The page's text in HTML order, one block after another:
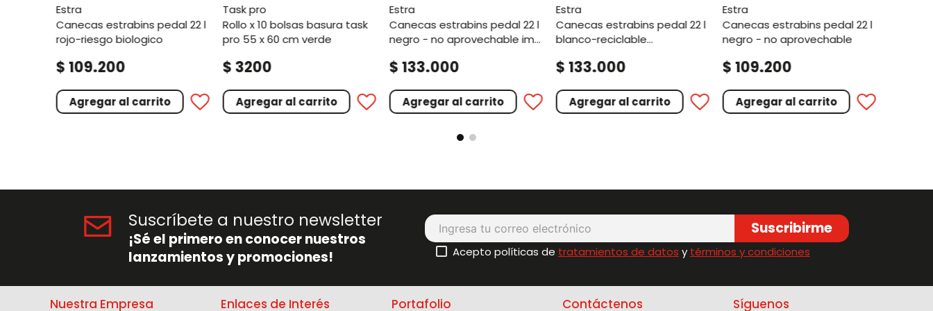
estra
canecas estrabins pedal 22 l
rojo-riesgo biologico
$ 109.200
Agregar al carrito
task pro
rollo x 10 bolsas basura task
pro 55 x 60 cm verde
$ 3200
Agregar al carrito
estra
canecas estrabins pedal 22 l
negro - no aprovechable iml
$ 133.000
Agregar al carrito
estra
canecas estrabins pedal 22 l
blanco-reciclable
$ 133.000
Agregar al carrito
estra
canecas estrabins pedal 22 l
negro - no aprovechable
$ 109.200
Agregar al carrito
Suscríbete a nuestro newsletter
¡Sé el primero en conocer nuestros
lanzamientos y promociones!
Suscribirme
Acepto políticas de tratamientos de datos y términos y condiciones
Nuestra Empresa Enlaces de Interés Portafolio Contáctenos Síguenos